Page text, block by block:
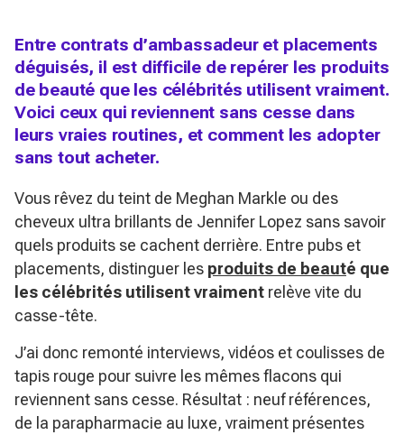
Entre contrats d’ambassadeur et placements
déguisés, il est difficile de repérer les produits
de beauté que les célébrités utilisent vraiment.
Voici ceux qui reviennent sans cesse dans
leurs vraies routines, et comment les adopter
sans tout acheter.
Vous rêvez du teint de Meghan Markle ou des
cheveux ultra brillants de Jennifer Lopez sans savoir
quels produits se cachent derrière. Entre pubs et
placements, distinguer les produits de beauté que
les célébrités utilisent vraiment relève vite du
casse-tête.
J’ai donc remonté interviews, vidéos et coulisses de
tapis rouge pour suivre les mêmes flacons qui
reviennent sans cesse. Résultat : neuf références,
de la parapharmacie au luxe, vraiment présentes